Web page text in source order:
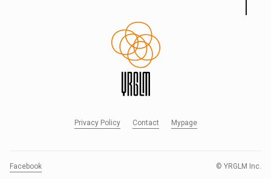
Privacy Policy Contact Mypage
Facebook © YRGLM Inc.